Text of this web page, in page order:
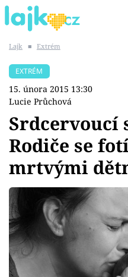
SHOPAHOLICADEL
Témata
Showbyznys
Youtubeři
Virály
Sex a vztahy
Lajk ■ Extrém
EXTRÉM
15. února 2015 13:30
Lucie Průchová
Srdcervoucí
Rodiče se
mrtvými